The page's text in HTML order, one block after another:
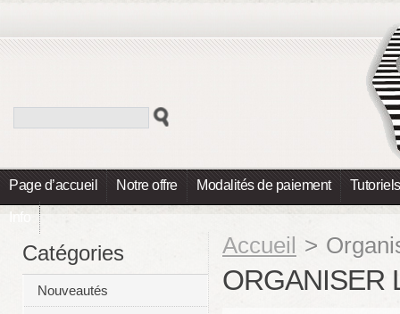
Page d’accueil Notre offre Modalités de paiement Tutoriels
Info
Accueil >
ORGANISER
Catégories
Nouveautés